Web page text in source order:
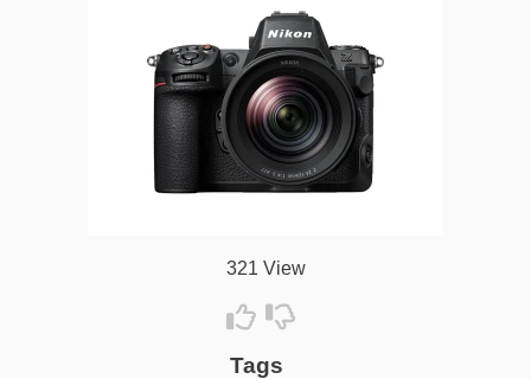
321 View
Tags